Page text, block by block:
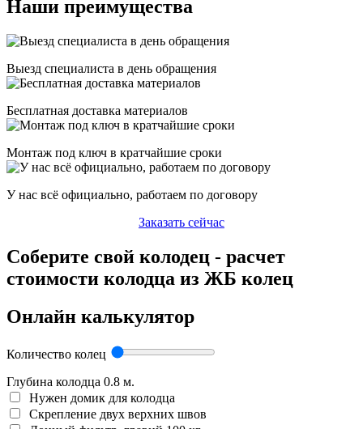
Наши преимущества
Выезд специалиста в день обращения
Бесплатная доставка материалов
Монтаж под ключ в кратчайшие сроки
У нас всё официально, работаем по договору
Заказать сейчас
Соберите свой колодец - расчет
стоимости колодца из ЖБ колец
Онлайн калькулятор
Количество колец
Глубина колодца 0.8 м.
Нужен домик для колодца
Скрепление двух верхних швов